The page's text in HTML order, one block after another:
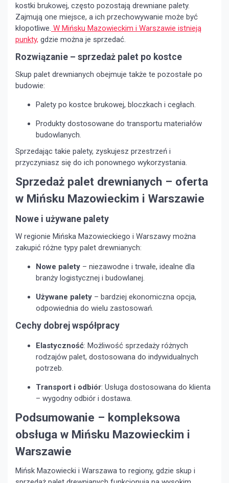
kostki brukowej, często pozostają drewniane palety.
Zajmują one miejsce, a ich przechowywanie może być
kłopotliwe. W Mińsku Mazowieckim i Warszawie istnieją
punkty, gdzie można je sprzedać.
Rozwiązanie – sprzedaż palet po kostce
Skup palet drewnianych obejmuje także te pozostałe po
budowie:
Palety po kostce brukowej, bloczkach i cegłach.
Produkty dostosowane do transportu materiałów
budowlanych.
Sprzedając takie palety, zyskujesz przestrzeń i
przyczyniasz się do ich ponownego wykorzystania.
Sprzedaż palet drewnianych – oferta
w Mińsku Mazowieckim i Warszawie
Nowe i używane palety
W regionie Mińska Mazowieckiego i Warszawy można
zakupić różne typy palet drewnianych:
Nowe palety – niezawodne i trwałe, idealne dla
branży logistycznej i budowlanej.
Używane palety – bardziej ekonomiczna opcja,
odpowiednia do wielu zastosowań.
Cechy dobrej współpracy
Elastyczność: Możliwość sprzedaży różnych
rodzajów palet, dostosowana do indywidualnych
potrzeb.
Transport i odbiór: Usługa dostosowana do klienta
– wygodny odbiór i dostawa.
Podsumowanie – kompleksowa
obsługa w Mińsku Mazowieckim i
Warszawie
Mińsk Mazowiecki i Warszawa to regiony, gdzie skup i